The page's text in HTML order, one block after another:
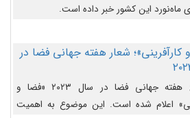
ماه‌نورد این کشور خبر داده است.
کارآفرینی»؛ شعار هفته جهانی فضا در
موضوع هفته جهانی فضا در سال ۲۰۲۳ «فضا و
اعلام شده است. این موضوع به اهمیت